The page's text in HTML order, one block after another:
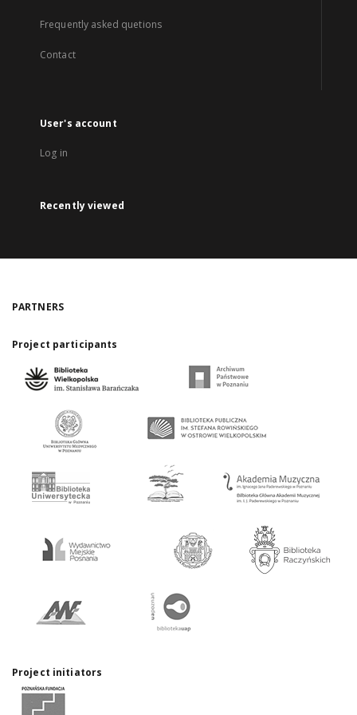
Frequently asked quetions
Contact
User's account
Log in
Recently viewed
PARTNERS
Project participants
Project initiators